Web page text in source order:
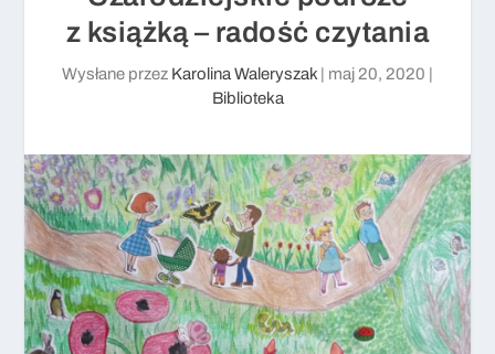
z książką – radość czytania
Wysłane przez Karolina Waleryszak maj 20, 2020
Biblioteka